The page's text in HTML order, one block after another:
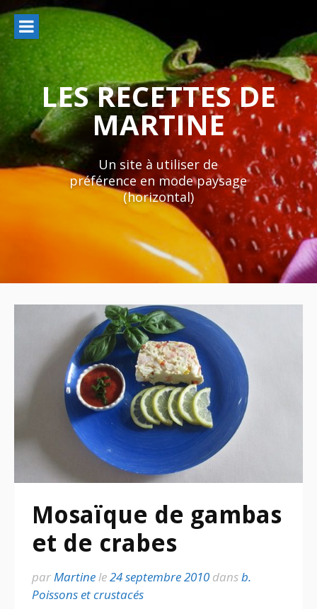
Aller
au
contenu
LES RECETTES DE
MARTINE
Un site à utiliser de
préférence en mode paysage
(horizontal)
Mosaïque de gambas
et de crabes
parMartinele24 septembre 2010 dansb.
Poissons et crustacés